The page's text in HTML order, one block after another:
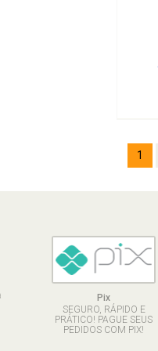
1
Pix
SEGURO, RÁPIDO E
PRÁTICO! PAGUE SEUS
PEDIDOS COM PIX!